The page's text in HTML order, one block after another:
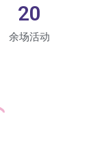
余场活动
20